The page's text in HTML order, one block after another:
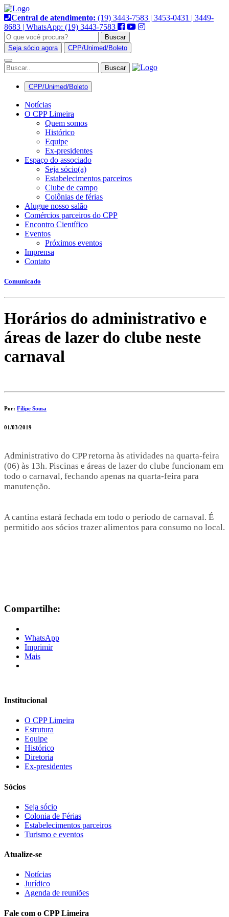
Pular
para
o
conteúdo
Central de atendimento: (19) 3443-7583 | 3453-0431 | 3449-
8683 | WhatsApp: (19) 3443-7583
Buscar
Seja sócio agora
CPP/Unimed/Boleto
Alternar
navegação
CPP/Unimed/Boleto
Notícias
O CPP Limeira
Quem somos
Histórico
Equipe
Ex-presidentes
Espaço do associado
Seja sócio(a)
Estabelecimentos parceiros
Clube de campo
Colônias de férias
Alugue nosso salão
Comércios parceiros do CPP
Encontro Científico
Eventos
Próximos eventos
Imprensa
Contato
Comunicado
Horários do administrativo e
áreas de lazer do clube neste
carnaval
Por: Filipe Sousa
01/03/2019
Administrativo do CPP retorna às atividades na quarta-feira
(06) às 13h. Piscinas e áreas de lazer do clube funcionam em
todo o carnaval, fechando apenas na quarta-feira para
manutenção.
A cantina estará fechada em todo o período de carnaval. É
permitido aos sócios trazer alimentos para consumo no local.
Compartilhe:
WhatsApp
Imprimir
Mais
Institucional
O CPP Limeira
Estrutura
Equipe
Histórico
Diretoria
Ex-presidentes
Sócios
Seja sócio
Colonia de Férias
Estabelecimentos parceiros
Turismo e eventos
Atualize-se
Notícias
Jurídico
Agenda de reuniões
Fale com o CPP Limeira